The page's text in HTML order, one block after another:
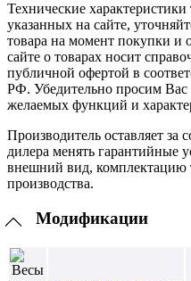
Технические характеристики
указанных на сайте,
товара на момент покупки и
сайте о товарах носит
публичной офертой в
РФ. Убедительно просим Вас
желаемых функций и
Производитель оставляет за
дилера менять гарантийные
внешний вид, комплектацию
производства.
Модификации